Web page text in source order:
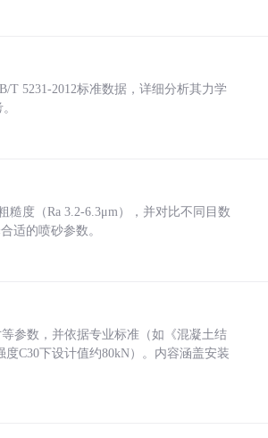
T 5231-2012标准数据，详细分析其力学
度（Ra 3.2-6.3μm），并对比不同目数
适的喷砂参数。
参数，并依据专业标准（如《混凝土结
C30下设计值约80kN）。内容涵盖安装